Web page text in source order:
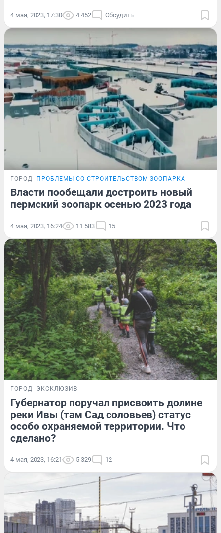
4 мая, 2023, 17:30 4 452 Обсудить
ГОРОД ПРОБЛЕМЫ СО СТРОИТЕЛЬСТВОМ ЗООПАРКА
Власти пообещали достроить новый
пермский зоопарк осенью 2023 года
4 мая, 2023, 16:24 11 583 15
ГОРОД ЭКСКЛЮЗИВ
Губернатор поручал присвоить долине
реки Ивы (там Сад соловьев) статус
особо охраняемой территории. Что
сделано?
4 мая, 2023, 16:21 5 329 12